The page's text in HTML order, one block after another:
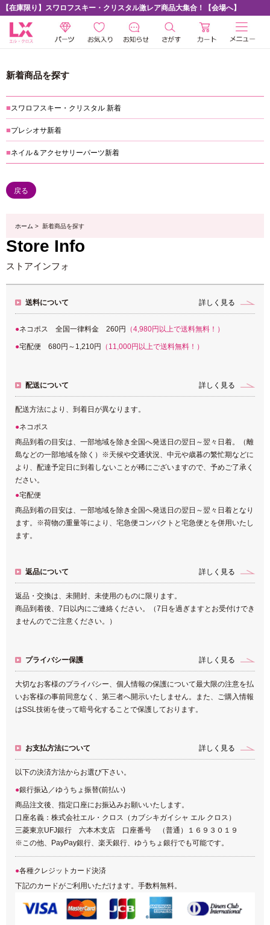
【在庫限り】スワロフスキー・クリスタル激レア商品大集合！【会場へ】
新着商品を探す
スワロフスキー・クリスタル 新着
プレシオサ新着
ネイル＆アクセサリーパーツ新着
戻る
ホーム > 新着商品を探す
Store Info
ストアインフォ
送料について 詳しく見る
ネコポス 全国一律料金 260円 （4,980円以上で送料無料！）
宅配便 680円～1,210円 （11,000円以上で送料無料！）
配送について 詳しく見る
配送方法により、到着日が異なります。
ネコポス
商品到着の目安は、一部地域を除き全国へ発送日の翌日～翌々日着。（離
島などの一部地域を除く）※天候や交通状況、中元や歳暮の繁忙期などに
より、配達予定日に到着しないことが稀にございますので、予めご了承く
ださい。
宅配便
商品到着の目安は、一部地域を除き全国へ発送日の翌日～翌々日着となり
ます。※荷物の重量等により、宅急便コンパクトと宅急便とを併用いたし
ます。
返品について 詳しく見る
返品・交換は、未開封、未使用のものに限ります。
商品到着後、7日以内にご連絡ください。（7日を過ぎますとお受付けでき
ませんのでご注意ください。）
プライバシー保護 詳しく見る
大切なお客様のプライバシー、個人情報の保護について最大限の注意を払
いお客様の事前同意なく、第三者へ開示いたしません。また、ご購入情報
はSSL技術を使って暗号化することで保護しております。
お支払方法について 詳しく見る
以下の決済方法からお選び下さい。
銀行振込／ゆうちょ振替(前払い)
商品注文後、指定口座にお振込みお願いいたします。
口座名義：株式会社エル・クロス（カブシキガイシャ エル クロス）
三菱東京UFJ銀行 六本木支店 口座番号 （普通）１６９３０１９
※この他、PayPay銀行、楽天銀行、ゆうちょ銀行でも可能です。
各種クレジットカード決済
下記のカードがご利用いただけます。手数料無料。